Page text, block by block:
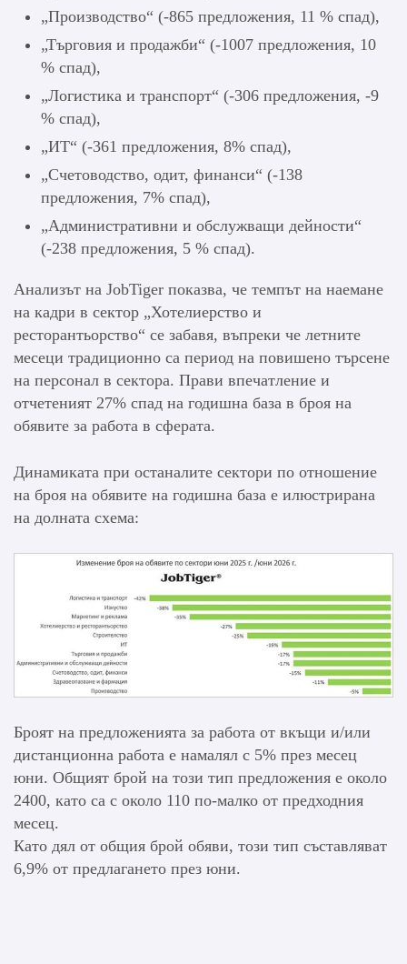
„Производство“ (-865 предложения, 11 % спад),
„Търговия и продажби“ (-1007 предложения, 10
% спад),
„Логистика и транспорт“ (-306 предложения, -9
% спад),
„ИТ“ (-361 предложения, 8% спад),
„Счетоводство, одит, финанси“ (-138
предложения, 7% спад),
„Административни и обслужващи дейности“
(-238 предложения, 5 % спад).
Анализът на JobTiger показва, че темпът на наемане
на кадри в сектор „Хотелиерство и
ресторантьорство“ се забавя, въпреки че летните
месеци традиционно са период на повишено търсене
на персонал в сектора. Прави впечатление и
отчетеният 27% спад на годишна база в броя на
обявите за работа в сферата.
Динамиката при останалите сектори по отношение
на броя на обявите на годишна база е илюстрирана
на долната схема:
Броят на предложенията за работа от вкъщи и/или
дистанционна работа е намалял с 5% през месец
юни. Общият брой на този тип предложения е около
2400, като са с около 110 по-малко от предходния
месец.
Като дял от общия брой обяви, този тип съставляват
6,9% от предлагането през юни.